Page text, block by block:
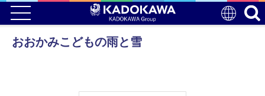
おおかみこどもの雨と雪